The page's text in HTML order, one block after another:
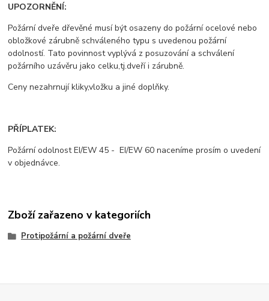
UPOZORNĚNÍ:
Požární dveře dřevěné musí být osazeny do požární ocelové nebo
obložkové zárubně schváleného typu s uvedenou požární
odolností. Tato povinnost vyplývá z posuzování a schválení
požárního uzávěru jako celku,tj.dveří i zárubně.
Ceny nezahrnují kliky,vložku a jiné doplňky.
PŘÍPLATEK:
Požární odolnost EI/EW 45 - EI/EW 60 naceníme prosím o uvedení
v objednávce.
Zboží zařazeno v kategoriích
Protipožární a požární dveře